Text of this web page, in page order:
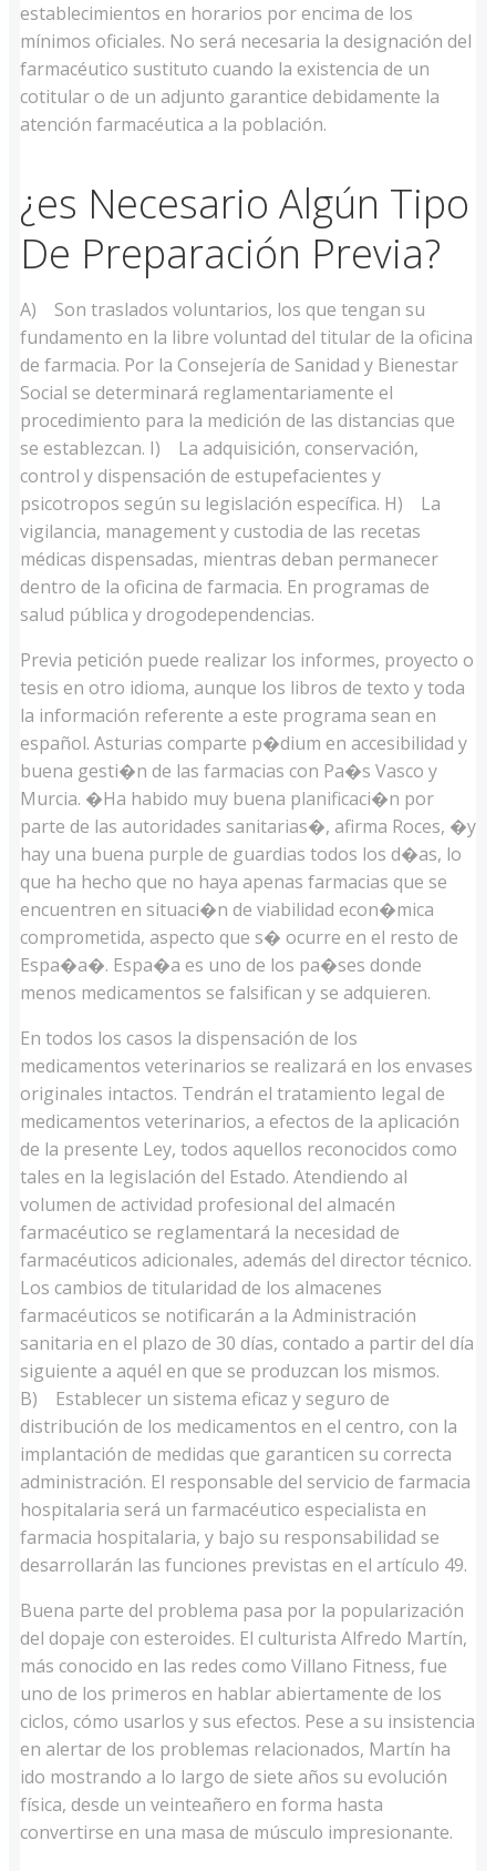
establecimientos en horarios por encima de los
mínimos oficiales. No será necesaria la designación del
farmacéutico sustituto cuando la existencia de un
cotitular o de un adjunto garantice debidamente la
atención farmacéutica a la población.
¿es Necesario Algún Tipo
De Preparación Previa?
A) Son traslados voluntarios, los que tengan su
fundamento en la libre voluntad del titular de la oficina
de farmacia. Por la Consejería de Sanidad y Bienestar
Social se determinará reglamentariamente el
procedimiento para la medición de las distancias que
se establezcan. I) La adquisición, conservación,
control y dispensación de estupefacientes y
psicotropos según su legislación específica. H) La
vigilancia, management y custodia de las recetas
médicas dispensadas, mientras deban permanecer
dentro de la oficina de farmacia. En programas de
salud pública y drogodependencias.
Previa petición puede realizar los informes, proyecto o
tesis en otro idioma, aunque los libros de texto y toda
la información referente a este programa sean en
español. Asturias comparte p�dium en accesibilidad y
buena gesti�n de las farmacias con Pa�s Vasco y
Murcia. �Ha habido muy buena planificaci�n por
parte de las autoridades sanitarias�, afirma Roces, �y
hay una buena purple de guardias todos los d�as, lo
que ha hecho que no haya apenas farmacias que se
encuentren en situaci�n de viabilidad econ�mica
comprometida, aspecto que s� ocurre en el resto de
Espa�a�. Espa�a es uno de los pa�ses donde
menos medicamentos se falsifican y se adquieren.
En todos los casos la dispensación de los
medicamentos veterinarios se realizará en los envases
originales intactos. Tendrán el tratamiento legal de
medicamentos veterinarios, a efectos de la aplicación
de la presente Ley, todos aquellos reconocidos como
tales en la legislación del Estado. Atendiendo al
volumen de actividad profesional del almacén
farmacéutico se reglamentará la necesidad de
farmacéuticos adicionales, además del director técnico.
Los cambios de titularidad de los almacenes
farmacéuticos se notificarán a la Administración
sanitaria en el plazo de 30 días, contado a partir del día
siguiente a aquél en que se produzcan los mismos.
B) Establecer un sistema eficaz y seguro de
distribución de los medicamentos en el centro, con la
implantación de medidas que garanticen su correcta
administración. El responsable del servicio de farmacia
hospitalaria será un farmacéutico especialista en
farmacia hospitalaria, y bajo su responsabilidad se
desarrollarán las funciones previstas en el artículo 49.
Buena parte del problema pasa por la popularización
del dopaje con esteroides. El culturista Alfredo Martín,
más conocido en las redes como Villano Fitness, fue
uno de los primeros en hablar abiertamente de los
ciclos, cómo usarlos y sus efectos. Pese a su insistencia
en alertar de los problemas relacionados, Martín ha
ido mostrando a lo largo de siete años su evolución
física, desde un veinteañero en forma hasta
convertirse en una masa de músculo impresionante.